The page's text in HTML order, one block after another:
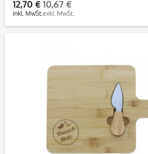
12,70 €
inkl. MwSt.
10,67 €
exkl. MwSt.